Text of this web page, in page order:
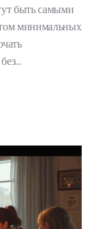
быть самыми
минимальных
делая